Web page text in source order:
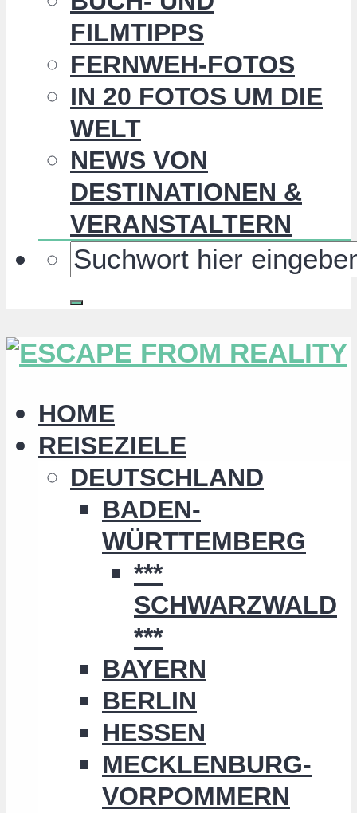
FILMTIPPS
FERNWEH-FOTOS
IN 20 FOTOS UM DIE
WELT
NEWS VON
DESTINATIONEN &
VERANSTALTERN
HOME
REISEZIELE
DEUTSCHLAND
BADEN-
WÜRTTEMBERG
***
SCHWARZWALD
***
BAYERN
BERLIN
HESSEN
MECKLENBURG-
VORPOMMERN